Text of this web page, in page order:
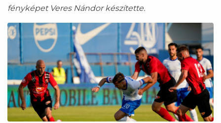
fényképet Veres Nándor készítette.